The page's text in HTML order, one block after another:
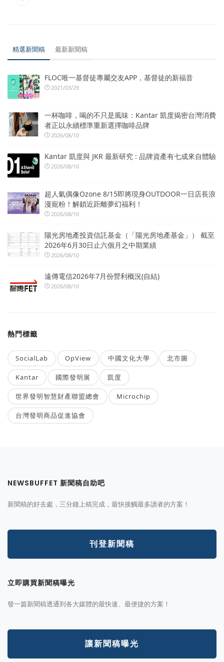
精選新聞稿 最新新聞稿
FLOC唯一基督徒專屬交友APP，基督徒的新福音
2021/03/29
一杯咖啡，喝的不只是風味：Kantar 凱度揭密台灣消費
者正以永續標準重新選擇咖啡品牌
2026/08/10
Kantar 凱度與 JKR 最新研究 : 品牌資產有七成來自體驗
2026/08/10
超人氣偶像Ozone 8/15即將現身OUTDOOR一日店長浪
漫寵粉！解鎖近距離夢幻福利！
2026/08/10
陽光房地產投資信託基金（「陽光房地產基金」） 截至
2026年6月30日止六個月之中期業績
2026/08/10
遠傳電信2026年7月份營利概況(自結)
2026/08/10
熱門標籤
SocialLab OpView 中國文化大學 北市圖
Kantar 國際發明展 凱度
世界發明智慧財產聯盟總會 Microchip
台灣發明商品促進協會
NEWSBUFFET 新聞稿自助吧
新聞稿的好去處，三分鐘上稿完成，最快接觸最多讀者的方案！
刊登新聞稿
立即購買新聞稿曝光
發一篇新聞稿透通到各大媒體的最快速、最便捷的方案！
讓新聞稿曝光